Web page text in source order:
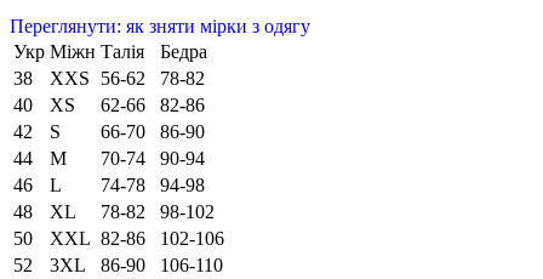
Переглянути: як зняти мірки з одягу
Укр Міжн Талія
Бедра
38
XXS 56-62
78-82
40
XS 62-66
82-86
42
S 66-70
86-90
44
M 70-74
90-94
46
L 74-78
94-98
48
XL 78-82
98-102
50
XXL 82-86
102-106
52
3XL 86-90
106-110